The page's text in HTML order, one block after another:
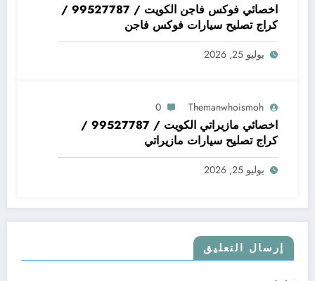
اخصائي فوكس فاجن الكويت / 99527787 /
كراج تصليح سيارات فوكس فاجن
يوليو 25, 2026
Themanwhoismoh
0
اخصائي مازيراتي الكويت / 99527787 /
كراج تصليح سيارات مازيراتي
يوليو 25, 2026
إرسال التعليق